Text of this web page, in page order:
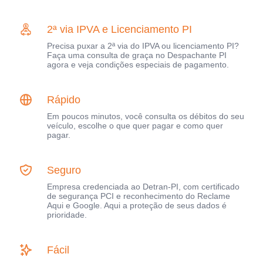
2ª via IPVA e Licenciamento PI
Precisa puxar a 2ª via do IPVA ou licenciamento PI?
Faça uma consulta de graça no Despachante PI
agora e veja condições especiais de pagamento.
Rápido
Em poucos minutos, você consulta os débitos do seu
veículo, escolhe o que quer pagar e como quer
pagar.
Seguro
Empresa credenciada ao Detran-PI, com certificado
de segurança PCI e reconhecimento do Reclame
Aqui e Google. Aqui a proteção de seus dados é
prioridade.
Fácil